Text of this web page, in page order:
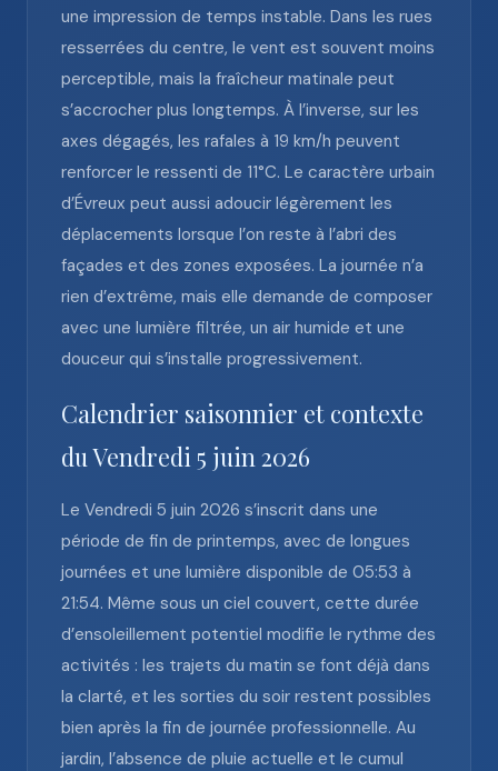
une impression de temps instable. Dans les rues
resserrées du centre, le vent est souvent moins
perceptible, mais la fraîcheur matinale peut
s’accrocher plus longtemps. À l’inverse, sur les
axes dégagés, les rafales à 19 km/h peuvent
renforcer le ressenti de 11°C. Le caractère urbain
d’Évreux peut aussi adoucir légèrement les
déplacements lorsque l’on reste à l’abri des
façades et des zones exposées. La journée n’a
rien d’extrême, mais elle demande de composer
avec une lumière filtrée, un air humide et une
douceur qui s’installe progressivement.
Calendrier saisonnier et contexte
du Vendredi 5 juin 2026
Le Vendredi 5 juin 2026 s’inscrit dans une
période de fin de printemps, avec de longues
journées et une lumière disponible de 05:53 à
21:54. Même sous un ciel couvert, cette durée
d’ensoleillement potentiel modifie le rythme des
activités : les trajets du matin se font déjà dans
la clarté, et les sorties du soir restent possibles
bien après la fin de journée professionnelle. Au
jardin, l’absence de pluie actuelle et le cumul